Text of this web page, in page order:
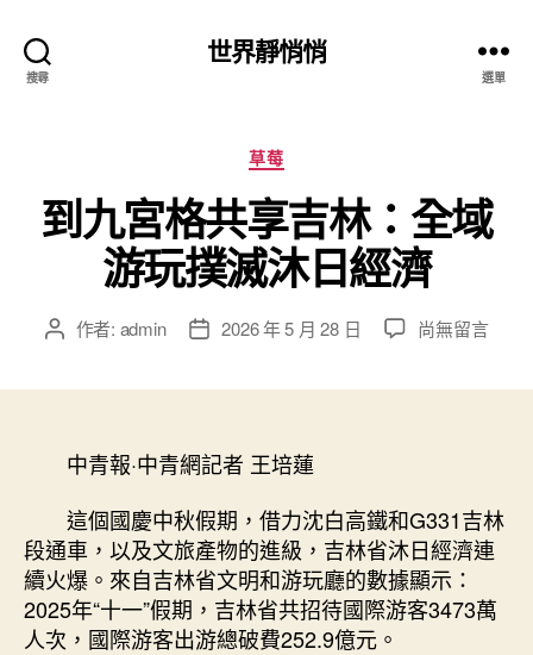
搜尋
世界靜悄悄
選單
分
類
草莓
到九宮格共享吉林：全域
游玩撲滅沐日經濟
文 作者: admin
文
期
2026 年 5 月 28 日
在
吉
林：
全
域
游
尚無留言
中青報·中青網記者 王培蓮
這個國慶中秋假期，借力沈白高鐵和G331吉林
段通車，以及文旅產物的進級，吉林省沐日經濟連
續火爆。來自吉林省文明和游玩廳的數據顯示：
2025年“十一”假期，吉林省共招待國際游客3473萬
人次，國際游客出游總破費252.9億元。